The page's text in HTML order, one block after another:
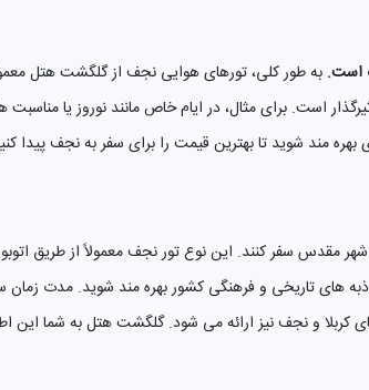
است. به طور کلی، تورهای هوایی نجف از گلگشت هتل
است. برای مثال، در ایام خاص مانند نوروز یا
مند شوید تا بهترین قیمت را برای سفر به نجف پیدا
مقدس سفر کنند. این نوع تور نجف معمولاً از طریق
و نجف نیز ارائه می شود. گلگشت هتل به شما این